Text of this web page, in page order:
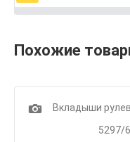
Похожие
1
Вкладыши
5297/